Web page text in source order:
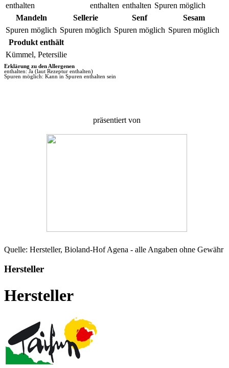
enthalten
enthalten enthalten Spuren möglich
Mandeln
Spuren möglich
Sellerie
Spuren möglich
Senf
Spuren möglich
Sesam
Spuren möglich
Produkt enthält
Kümmel, Petersilie
Erklärung zu den Allergenen
enthalten: Ja (laut Rezeptur enthalten)
Spuren möglich: Kann in Spuren enthalten sein
präsentiert von
Quelle: Hersteller, Bioland-Hof Agena - alle Angaben ohne Gewähr
Hersteller
Hersteller